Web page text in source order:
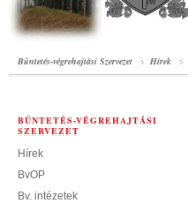
Büntetés-végrehajtási Szervezet Hírek
BÜNTETÉS-VÉGREHAJTÁSI
SZERVEZET
Hírek
BvOP
Bv. intézetek